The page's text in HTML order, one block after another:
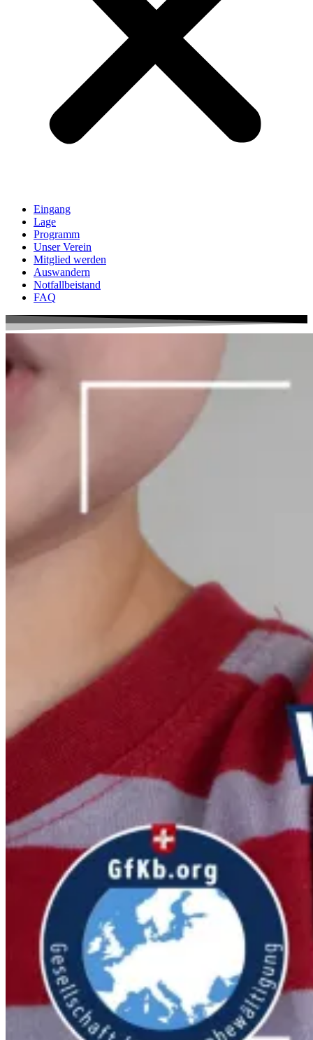
Eingang
Lage
Programm
Unser Verein
Mitglied werden
Auswandern
Notfallbeistand
FAQ